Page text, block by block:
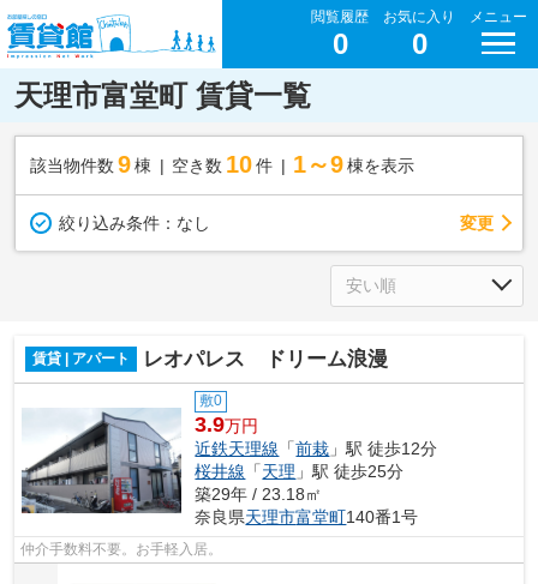
閲覧履歴
0
お気に入り
0
メニュー
天理市富堂町 賃貸一覧
該当物件数 9棟 空き数 10 件 1～9 棟を表示
絞り込み条件： なし 変更
賃貸 | アパート レオパレス ドリーム浪漫
敷0
3.9万円
近鉄天理線 「前栽 」駅 徒歩12分
桜井線 「天理 」駅 徒歩25分
築29年 / 23.18㎡
奈良県天理市富堂町140番1号
仲介手数料不要。お手軽入居。